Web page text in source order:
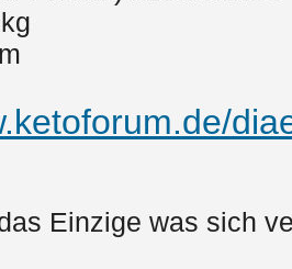
Einzige was sich